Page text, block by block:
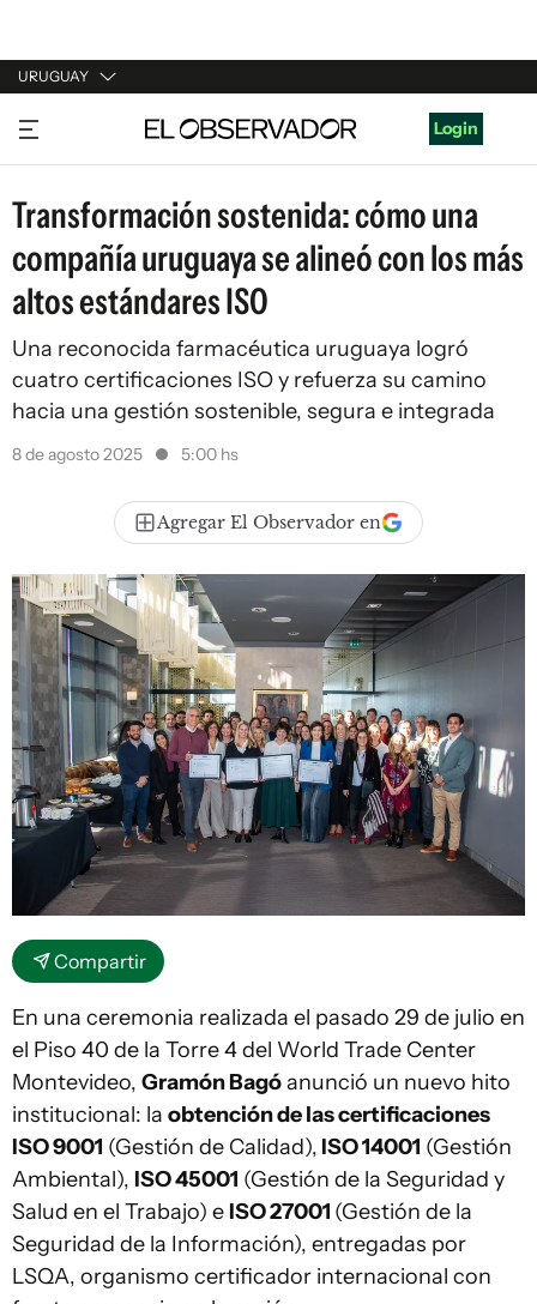
URUGUAY
URUGUAY
ARGENTINA
ESPAÑA
ESTADOS UNIDOS
Login
Transformación sostenida: cómo una
compañía uruguaya se alineó con los más
altos estándares ISO
Una reconocida farmacéutica uruguaya logró
cuatro certificaciones ISO y refuerza su camino
hacia una gestión sostenible, segura e integrada
8 de agosto 2025 5:00 hs
Agregar El Observador en
Compartir
En una ceremonia realizada el pasado 29 de julio en
el Piso 40 de la Torre 4 del World Trade Center
Montevideo, Gramón Bagóanunció un nuevo hito
institucional: la obtención de las certificaciones
ISO 9001 (Gestión de Calidad), ISO 14001 (Gestión
Ambiental), ISO 45001 (Gestión de la Seguridad y
Salud en el Trabajo) e ISO 27001 (Gestión de la
Seguridad de la Información), entregadas por
LSQA, organismo certificador internacional con